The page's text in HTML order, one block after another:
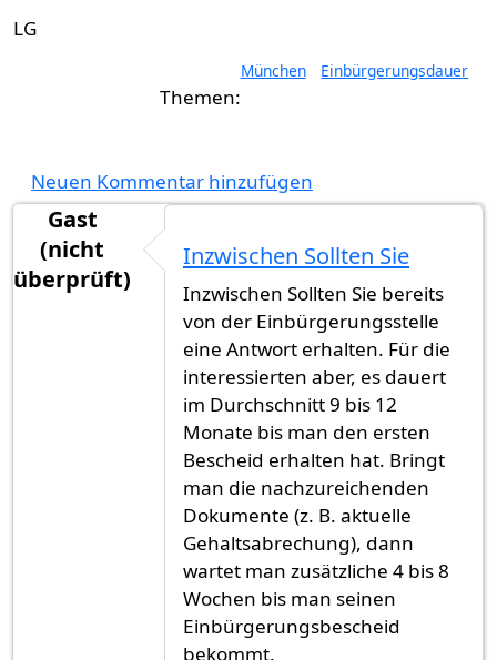
LG
München Einbürgerungsdauer
Neuen Kommentar hinzufügen
Gast
(nicht
überprüft)
Inzwischen Sollten Sie
Inzwischen Sollten Sie bereits
von der Einbürgerungsstelle
eine Antwort erhalten. Für die
interessierten aber, es dauert
im Durchschnitt 9 bis 12
Monate bis man den ersten
Bescheid erhalten hat. Bringt
man die nachzureichenden
Dokumente (z. B. aktuelle
Gehaltsabrechung), dann
wartet man zusätzliche 4 bis 8
Wochen bis man seinen
Einbürgerungsbescheid
bekommt.